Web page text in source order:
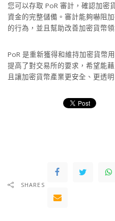
您可以存取 PoR 審計，確認加密
資金的完整儲備。審計能夠嚇阻
的行為，並且幫助改善加密貨幣領
PoR 是重新獲得和維持加密貨幣
提高了對交易所的要求，希望能
且讓加密貨幣產業更安全、更透明
SHARES